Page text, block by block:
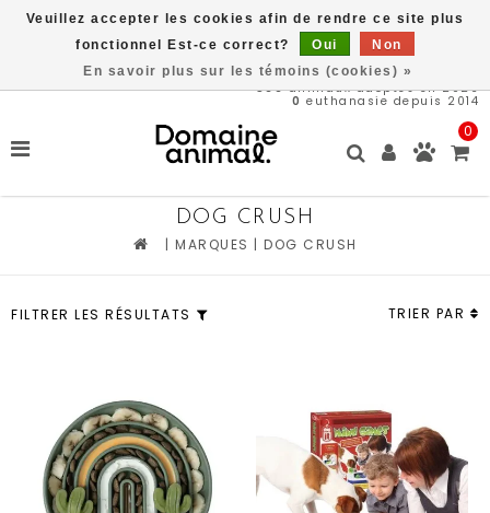
566animaux adoptés en 2026
0 euthanasie depuis 2014
0
DOG CRUSH
| MARQUES | DOG CRUSH
FILTRER LES RÉSULTATS TRIER PAR
Veuillez accepter les cookies afin de rendre ce site plus
fonctionnel Est-ce correct?
Oui
Non
En savoir plus sur les témoins (cookies) »
Livraison gratuite à partir de 89$*